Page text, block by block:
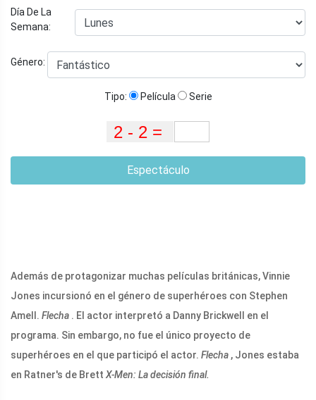
Día De La
Semana:
Género:
Tipo: Película Serie
Espectáculo
Además de protagonizar muchas películas británicas, Vinnie
Jones incursionó en el género de superhéroes con Stephen
Amell. Flecha . El actor interpretó a Danny Brickwell en el
programa. Sin embargo, no fue el único proyecto de
superhéroes en el que participó el actor. Flecha , Jones estaba
en Ratner's de Brett X-Men: La decisión final.